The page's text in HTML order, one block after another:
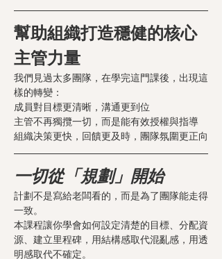
幫助組織打造穩健的核心
主管力量
我們見過太多團隊，在學完這門課後，出現這
樣的轉變：
成員對目標更清晰，溝通更到位
主管不再獨攬一切，而是能有效授權與指導
組織决策更快，回饋更及時，團隊氛圍更正向
一切從「規劃」開始
計劃不是寫給老闆看的，而是為了團隊能走得
一致。
本課程讓你學會如何設定清楚的目標、分配資
源、建立里程碑，用結構感取代混亂感，用透
明感取代不確定。